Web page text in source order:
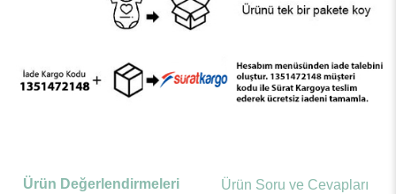
Ürün Değerlendirmeleri Ürün Soru ve Cevapları